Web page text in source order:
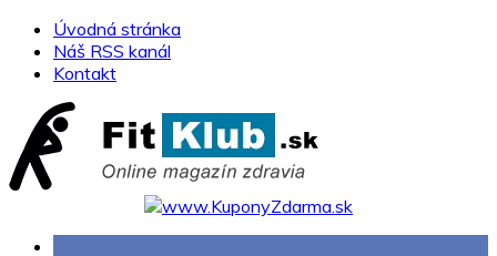
Skip
content
Úvodná stránka
Náš RSS kanál
Kontakt